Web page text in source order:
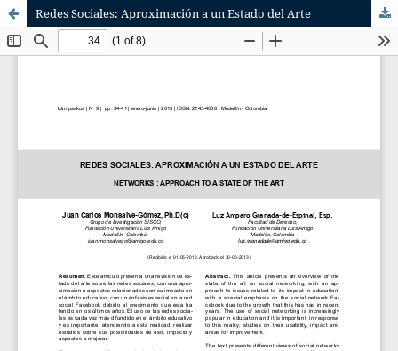
Redes Sociales: Aproximación a un Estado del Arte